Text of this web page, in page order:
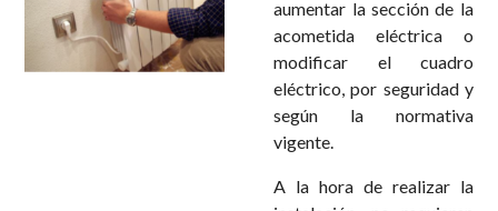
aumentar la sección de la
acometida eléctrica o
modificar el cuadro
eléctrico, por seguridad y
según la normativa
vigente.
A la hora de realizar la